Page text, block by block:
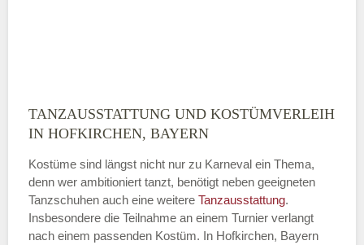
TANZAUSSTATTUNG UND KOSTÜMVERLEIH
IN HOFKIRCHEN, BAYERN
Kostüme sind längst nicht nur zu Karneval ein Thema,
denn wer ambitioniert tanzt, benötigt neben geeigneten
Tanzschuhen auch eine weitere Tanzausstattung.
Insbesondere die Teilnahme an einem Turnier verlangt
nach einem passenden Kostüm. In Hofkirchen, Bayern